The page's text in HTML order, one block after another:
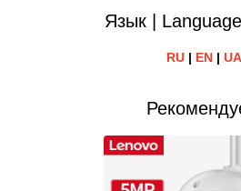
Язык |
RU| EN| UA